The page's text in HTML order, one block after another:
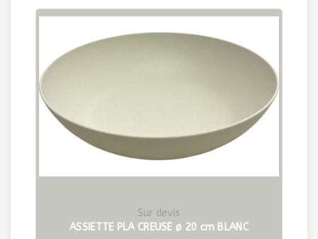
Sur devis
ASSIETTE PLA CREUSE ø 20 cm BLANC